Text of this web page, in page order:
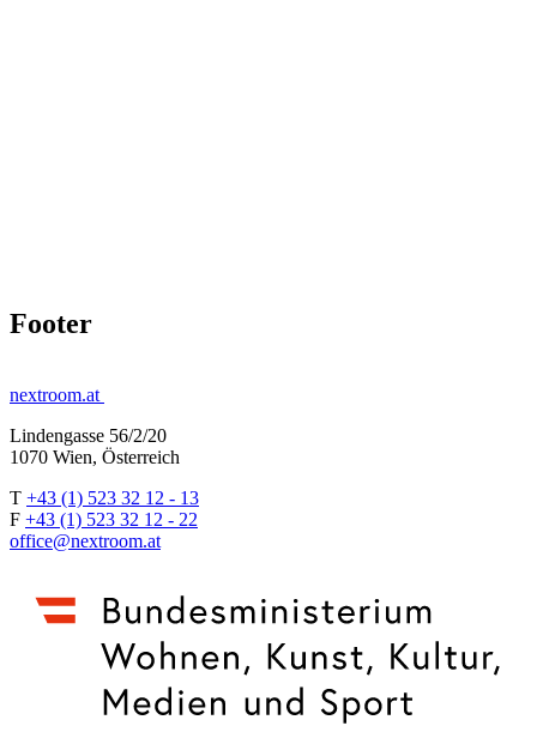
Footer
nextroom.at
Lindengasse 56/2/20
1070 Wien, Österreich
T +43 (1) 523 32 12 - 13
F +43 (1) 523 32 12 - 22
office@nextroom.at